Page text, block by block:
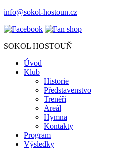
info@sokol-hostoun.cz
SOKOL HOSTOUŇ
Úvod
Klub
Historie
Představenstvo
Trenéři
Areál
Hymna
Kontakty
Program
Výsledky